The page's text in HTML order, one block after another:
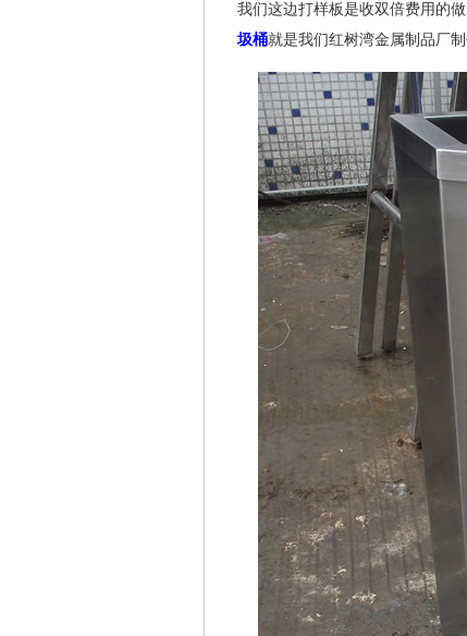
我们这边打样板是收双倍费用的
圾桶就是我们红树湾金属制品厂制